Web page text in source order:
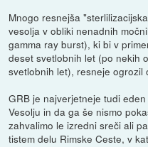
Mnogo resnejša
vesolja v obliki nenadnih
gamma ray burst), ki bi v
deset svetlobnih let (po nekih
svetlobnih let), resneje ogrozil
GRB je najverjetneje tudi
Vesolju in da ga še nismo
zahvalimo le izredni sreči ali
tistem delu Rimske Ceste, v